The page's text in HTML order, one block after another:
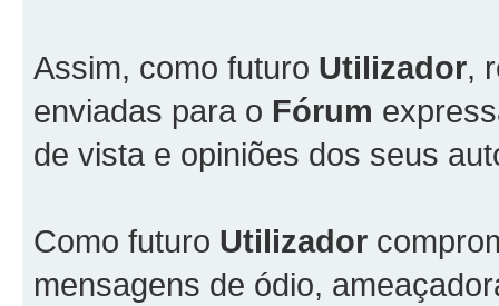
Assim, como futuro Utilizador,
enviadas para o Fórum
de vista e opiniões dos seus
Como futuro Utilizador
mensagens de ódio,